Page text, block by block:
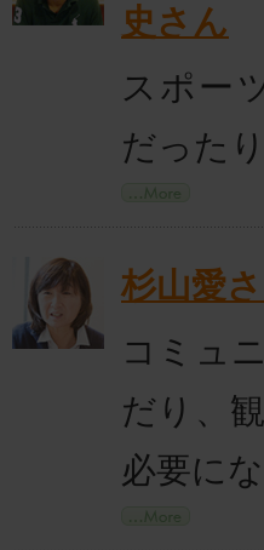
史さん
スポー
だった
杉山愛
コミュ
だり、
必要に